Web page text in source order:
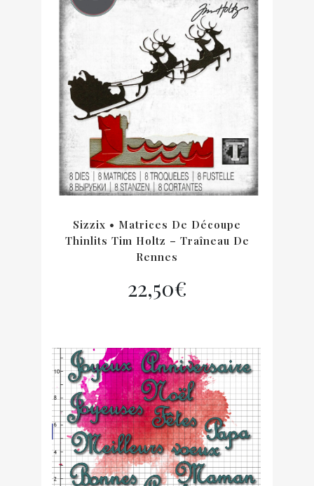
Sizzix • Matrices De Découpe
Thinlits Tim Holtz – Traîneau De
Rennes
22,50€